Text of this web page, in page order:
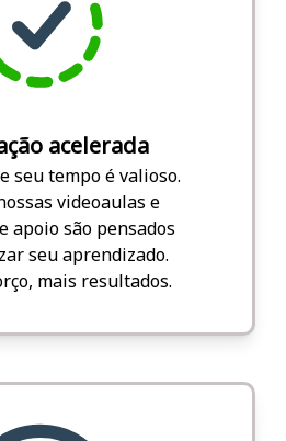
acelerada
seu tempo é valioso.
videoaulas e
apoio são pensados
seu aprendizado.
mais resultados.